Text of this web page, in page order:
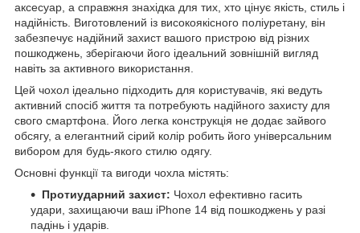
аксесуар, а справжня знахідка для тих, хто цінує якість, стиль і
надійність. Виготовлений із високоякісного поліуретану, він
забезпечує надійний захист вашого пристрою від різних
пошкоджень, зберігаючи його ідеальний зовнішній вигляд
навіть за активного використання.
Цей чохол ідеально підходить для користувачів, які ведуть
активний спосіб життя та потребують надійного захисту для
свого смартфона. Його легка конструкція не додає зайвого
обсягу, а елегантний сірий колір робить його універсальним
вибором для будь-якого стилю одягу.
Основні функції та вигоди чохла містять:
Протиударний захист: Чохол ефективно гасить
удари, захищаючи ваш iPhone 14 від пошкоджень у разі
падінь і ударів.